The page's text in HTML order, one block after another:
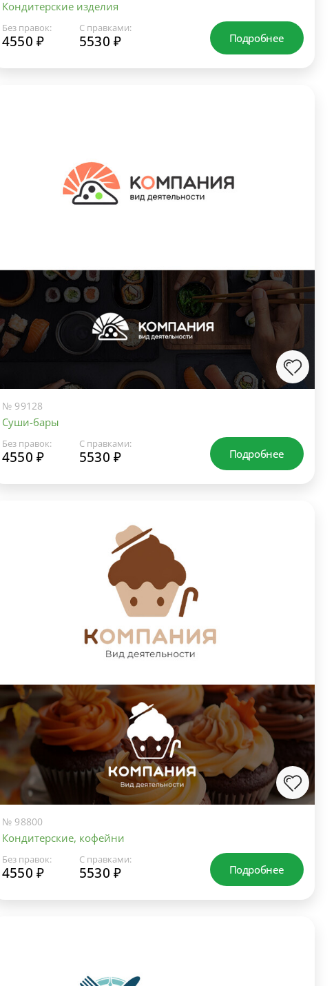
Кондитерские изделия
Без правок:
4550 ₽
С правками:
5530 ₽ Подробнее
№ 99128
Суши-бары
Без правок:
4550 ₽
С правками:
5530 ₽ Подробнее
№ 98800
Кондитерские, кофейни
Без правок:
4550 ₽
С правками:
5530 ₽ Подробнее